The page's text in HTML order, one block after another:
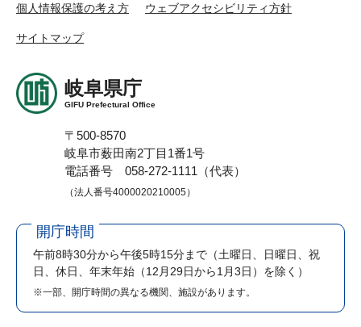
個人情報保護の考え方 ウェブアクセシビリティ方針
サイトマップ
岐阜県庁
GIFU Prefectural Office
〒500-8570
岐阜市薮田南2丁目1番1号
電話番号 058-272-1111（代表）
（法人番号4000020210005）
開庁時間
午前8時30分から午後5時15分まで （土曜日、日曜日、祝
日、休日、年末年始（12月29日から1月3日）を除く）
※一部、開庁時間の異なる機関、施設があります。